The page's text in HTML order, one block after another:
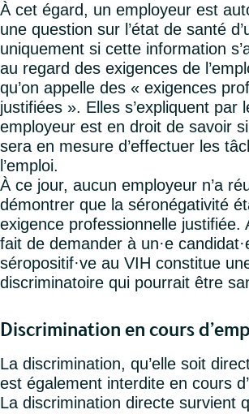
À cet égard, un employeur est
une question sur l’état de santé
uniquement si cette information
au regard des exigences de
qu’on appelle des « exigences
justifiées ». Elles s’expliquent par
employeur est en droit de savoir
sera en mesure d’effectuer les
l’emploi.
À ce jour, aucun employeur n’a
démontrer que la séronégativité
exigence professionnelle justifiée.
fait de demander à un·e
séropositif·ve au VIH constitue
discriminatoire qui pourrait être
Discrimination en cours
La discrimination, qu’elle soit
est également interdite en cours
La discrimination directe survient